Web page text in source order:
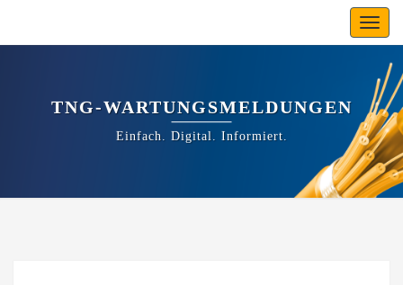
Toggle
TNG-WARTUNGSMELDUNGEN
Einfach. Digital. Informiert.